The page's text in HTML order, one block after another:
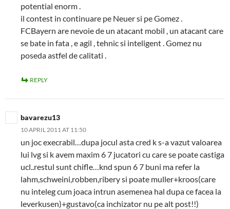
potential enorm .
il contest in continuare pe Neuer si pe Gomez .
FCBayern are nevoie de un atacant mobil , un atacant care
se bate in fata , e agil , tehnic si inteligent . Gomez nu
poseda astfel de calitati .
REPLY
bavarezu13
10 APRIL 2011 AT 11:50
un joc execrabil…dupa jocul asta cred k s-a vazut valoarea
lui lvg si k avem maxim 6 7 jucatori cu care se poate castiga
ucl..restul sunt chifle…knd spun 6 7 buni ma refer la
lahm,schweini,robben,ribery si poate muller+kroos(care
nu inteleg cum joaca intrun asemenea hal dupa ce facea la
leverkusen)+gustavo(ca inchizator nu pe alt post!!)